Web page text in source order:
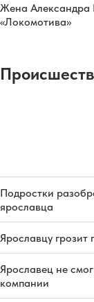
Жена Александра
«Локомотива»
Подростки
ярославца
Ярославцу
Ярославец не
компании